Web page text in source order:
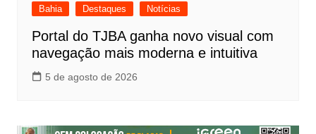
Bahia Destaques Notícias
Portal do TJBA ganha novo visual com
navegação mais moderna e intuitiva
5 de agosto de 2026